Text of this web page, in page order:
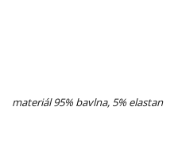
materiál 95% bavlna, 5% elastan